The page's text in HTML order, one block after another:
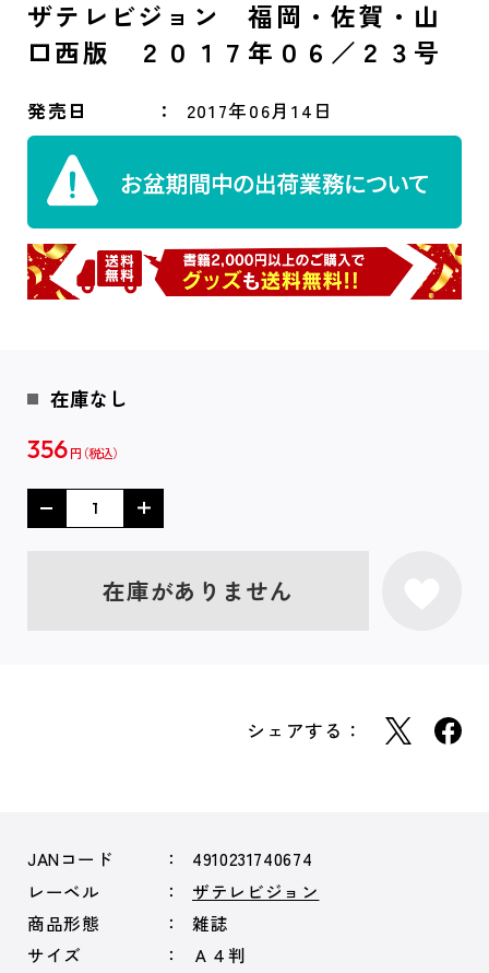
ザテレビジョン 福岡・佐賀・山
口西版 ２０１７年０６／２３号
発売日 2017年06月14日
在庫なし
356 円
在庫がありません
シェアする：
JANコード
4910231740674
レーベル
ザテレビジョン
商品形態
雑誌
サイズ
Ａ４判